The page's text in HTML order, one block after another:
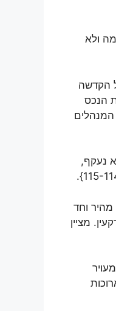
ולא
הקדשה
הנכס
המנהלים
נעקף,
מהיר וחד
מציין